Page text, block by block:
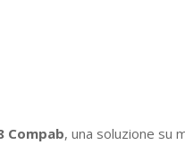
Compab, una soluzione su